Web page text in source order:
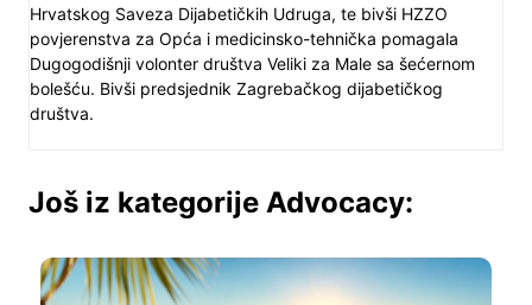
Hrvatskog Saveza Dijabetičkih Udruga, te bivši HZZO
povjerenstva za Opća i medicinsko-tehnička pomagala
Dugogodišnji volonter društva Veliki za Male sa šećernom
bolešću. Bivši predsjednik Zagrebačkog dijabetičkog
društva.
Još iz kategorije Advocacy: